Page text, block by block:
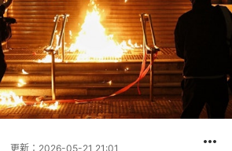
更新： 2026-05-21 21:01